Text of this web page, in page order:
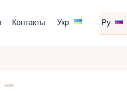
Контакты Укр Ру